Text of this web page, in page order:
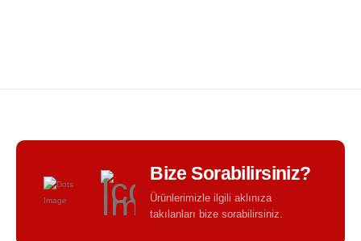
Bize Sorabilirsiniz?
Ürünlerimizle ilgili aklınıza
takılanları bize sorabilirsiniz.